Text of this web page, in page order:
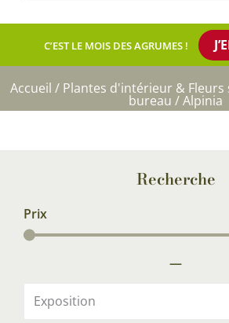
C’EST LE MOIS DES AGRUMES !
Accueil / Plantes d'intérieur & Fleurs
bureau / Alpinia
Recherche
Prix
—
Exposition